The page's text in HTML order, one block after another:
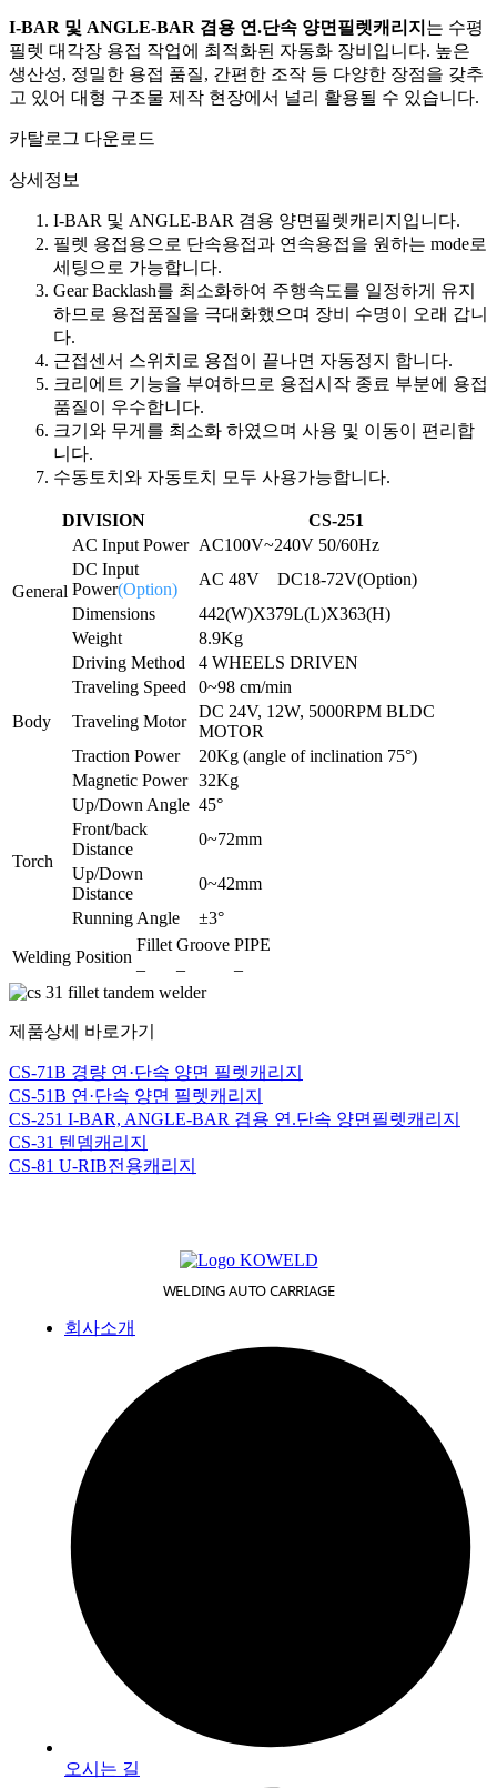
I-BAR 및 ANGLE-BAR 겸용 연.단속 양면필렛캐리지 는 수평
필렛 대각장 용접 작업에 최적화된 자동화 장비입니다. 높은
생산성, 정밀한 용접 품질, 간편한 조작 등 다양한 장점을 갖추
고 있어 대형 구조물 제작 현장에서 널리 활용될 수 있습니다.
카탈로그 다운로드
상세정보
I-BAR 및 ANGLE-BAR 겸용 양면필렛캐리지입니다.
필렛 용접용으로 단속용접과 연속용접을 원하는 mode로
세팅으로 가능합니다.
Gear Backlash를 최소화하여 주행속도를 일정하게 유지
하므로 용접품질을 극대화했으며 장비 수명이 오래 갑니
다.
근접센서 스위치로 용접이 끝나면 자동정지 합니다.
크리에트 기능을 부여하므로 용접시작 종료 부분에 용접
품질이 우수합니다.
크기와 무게를 최소화 하였으며 사용 및 이동이 편리합
니다.
수동토치와 자동토치 모두 사용가능합니다.
DIVISION CS-251
General
AC Input Power AC100V~240V 50/60Hz
DC Input
Power(Option)
AC 48V
DC18-72V(Option)
Dimensions
442(W)X379L(L)X363(H)
Weight
8.9Kg
Body
Driving Method
4 WHEELS DRIVEN
Traveling Speed
0~98 cm/min
Traveling Motor
DC 24V, 12W, 5000RPM BLDC
MOTOR
Traction Power
20Kg (angle of inclination 75°)
Magnetic Power 32Kg
Torch
Up/Down Angle 45°
Front/back
Distance
0~72mm
Up/Down
Distance
0~42mm
Running Angle
±3°
Welding Position
Fillet Groove PIPE
–
– –
제품상세 바로가기
CS-71B 경량 연·단속 양면 필렛캐리지
CS-51B 연·단속 양면 필렛캐리지
CS-251 I-BAR, ANGLE-BAR 겸용 연.단속 양면필렛캐리지
CS-31 텐뎀캐리지
CS-81 U-RIB전용캐리지
WELDING AUTO CARRIAGE
회사소개
오시는 길